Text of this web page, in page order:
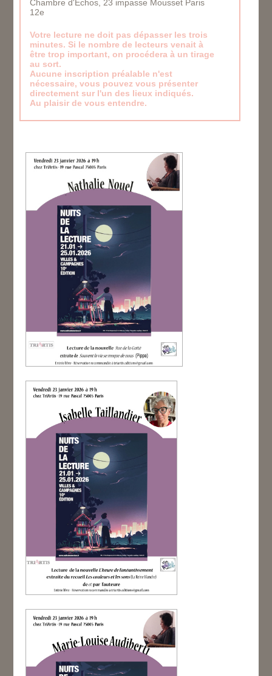
Chambre d'Echos, 23 impasse Mousset Paris
12e
Votre lecture ne doit pas dépasser les trois
minutes. Si le nombre de lecteurs venait à
être trop important, on procédera à un tirage
au sort.
Aucune inscription préalable n'est
nécessaire, vous pouvez vous présenter
directement sur l'un des lieux indiqués.
Au plaisir de vous entendre.